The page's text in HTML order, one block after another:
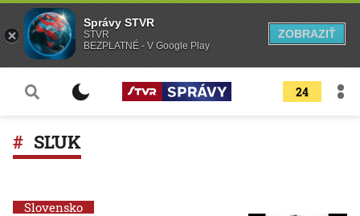
24
SĽUK
Slovensko
Správy STVR
STVR
BEZPLATNÉ - V Google Play
ZOBRAZIŤ